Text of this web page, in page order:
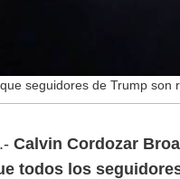
seguidores de Trump son
Calvin Cordozar
todos los